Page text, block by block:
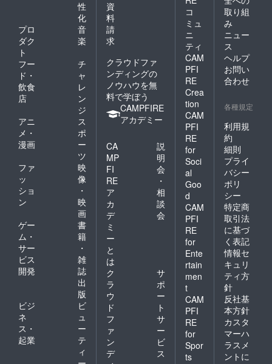
性
化
プロ
ダク
ト
音
楽
フー
ド・
飲食
店
チ
ャ
レ
ン
ジ
アニ
メ・
漫画
ス
ポ
ー
ツ
ファ
ッ
ショ
ン
映
像
・
映
画
ゲー
ム・
サー
ビス
開発
書
籍
・
雑
誌
出
版
ビジ
ネ
ス・
起業
ビ
ュ
ー
テ
ィ
資
料
請
求
クラウドファ
ンディングの
ノウハウを無
料で学ぼう
CAMPFIRE
アカデミー
CA
MP
FI
RE
ア
カ
デ
ミ
ー
と
は
説
明
会
・
相
談
会
ク
ラ
ウ
ド
フ
ァ
ン
デ
サ
ポ
ー
ト
サ
ー
ビ
ス
コ
ミュ
ニ
ティ
CAM
PFI
RE
Crea
tion
CAM
PFI
RE
for
Soci
al
Goo
d
CAM
PFI
RE
for
Ente
rtain
men
t
CAM
PFI
RE
for
Spor
ts
取り組
み
ニュー
ス
ヘルプ
お問い
合わせ
各種規定
利用規
約
細則
プライ
バシー
ポリ
シー
特定商
取引法
に基づ
く表記
情報セ
キュリ
ティ方
針
反社基
本方針
カスタ
マーハ
ラスメ
ントに